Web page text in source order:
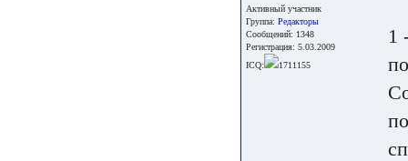
Активный участник
Группа: Редакторы
Сообщений: 1348
Регистрация: 5.03.2009
ICQ:
1711155
1